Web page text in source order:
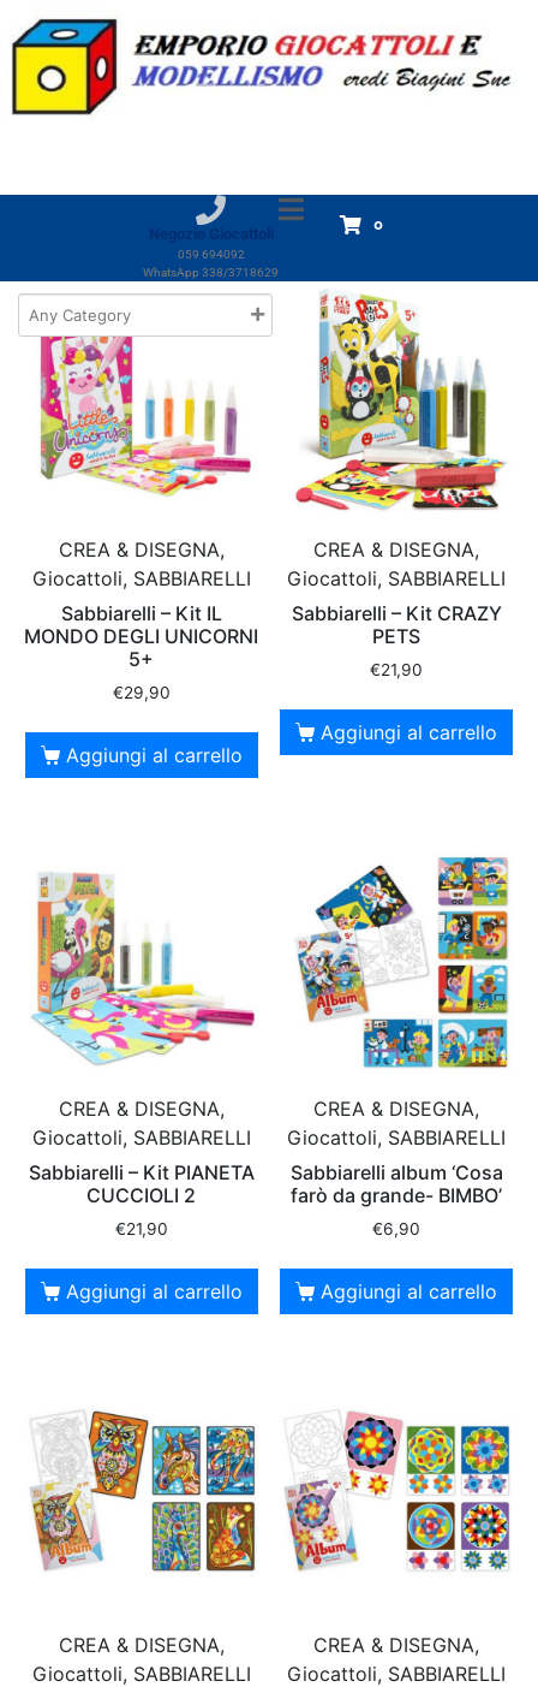
Negozio Giocattoli
059 694092
WhatsApp 338/3718629
0
Home Prodotti Ferrari Granulati
Ferrari Granulati
CREA & DISEGNA,
Giocattoli, SABBIARELLI
Sabbiarelli – Kit IL
MONDO DEGLI UNICORNI
5+
€29,90
Aggiungi al carrello
CREA & DISEGNA,
Giocattoli, SABBIARELLI
Sabbiarelli – Kit CRAZY
PETS
€21,90
Aggiungi al carrello
CREA & DISEGNA,
Giocattoli, SABBIARELLI
Sabbiarelli – Kit PIANETA
CUCCIOLI 2
€21,90
Aggiungi al carrello
CREA & DISEGNA,
Giocattoli, SABBIARELLI
Sabbiarelli album ‘Cosa
farò da grande- BIMBO’
€6,90
Aggiungi al carrello
CREA & DISEGNA,
Giocattoli, SABBIARELLI
CREA & DISEGNA,
Giocattoli, SABBIARELLI